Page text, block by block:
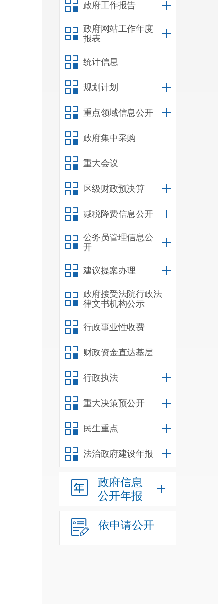
政府工作报告
政府网站工作年度
报表
统计信息
规划计划
重点领域信息公开
政府集中采购
重大会议
区级财政预决算
减税降费信息公开
公务员管理信息公
开
建议提案办理
政府接受法院行政法
律文书机构公示
行政事业性收费
财政资金直达基层
行政执法
重大决策预公开
民生重点
法治政府建设年报
政府信息
公开年报
依申请公开